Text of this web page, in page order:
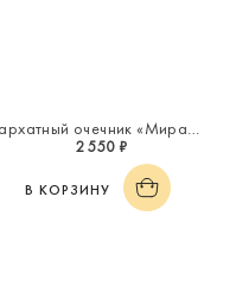
Бархатный очечник «Миражи»
2 550 ₽
В КОРЗИНУ